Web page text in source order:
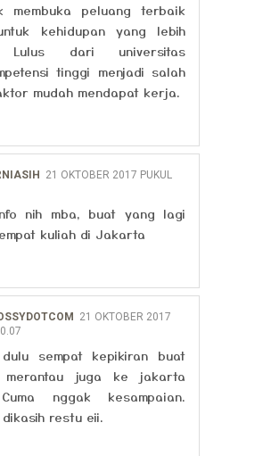
membuka peluang terbaik
kehidupan yang lebih
Lulus dari universitas
tinggi menjadi salah
mudah mendapat kerja.
21 OKTOBER 2017 PUKUL
nih mba, buat yang lagi
kuliah di Jakarta
21 OKTOBER 2017
sempat kepikiran buat
merantau juga ke jakarta
nggak kesampaian.
restu eii.